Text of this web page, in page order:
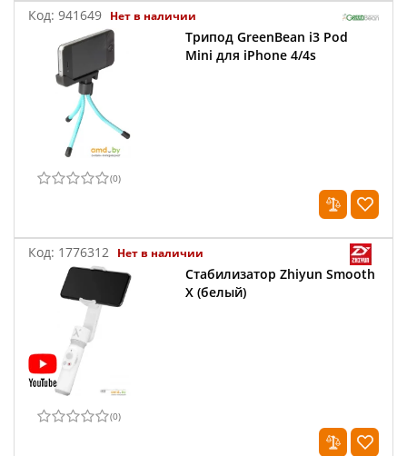
Код: 941649 Нет в наличии
Трипод GreenBean i3 Pod
Mini для iPhone 4/4s
(0)
Код: 1776312 Нет в наличии
Стабилизатор Zhiyun Smooth
X (белый)
(0)